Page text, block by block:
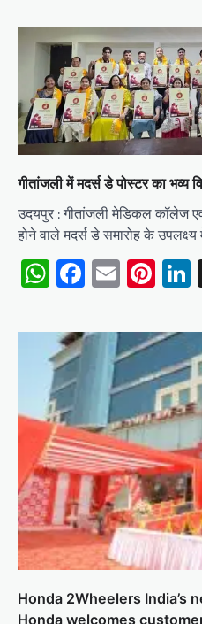
गीतांजली में मदर्स डे पोस्टर का भव्य
उदयपुर : गीतांजली मेडिकल कॉलेज
होने वाले मदर्स डे समारोह के
WhatsApp
Facebook
Email
Honda 2Wheelers India’s
Honda welcomes